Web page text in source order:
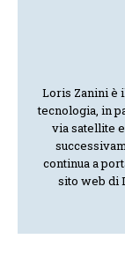
Loris Zanini è
tecnologia, in
via satellite
continua a
sito web di